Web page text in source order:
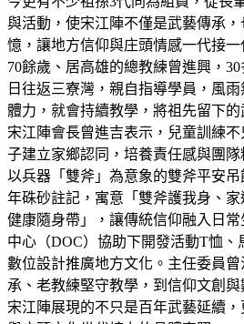
與活動，使宋江陣不僅是武藝傳承
憶，讓地方信仰與庄頭情感一代接
70餘歲、居高雄的總教練曾進興，
日往返三寮灣，親自指導學員，風
體力，就會持續教學，將祖先留下的
宋江陣會長曾進吉表示，兒童訓練
子建立家鄉認同，培養責任感與團
以兵器「雙斧」為意象的雙斧平安
年硃砂註記，寓意「雙斧護我身、家
健康隨身帶」，讓傳統信仰融入日
中心（DOC）協助下開發活動T恤、
數位設計推廣地方文化。主任委員
承、老教練堅守教學，到信仰文創
宋江陣展現的不只是百年武藝延續